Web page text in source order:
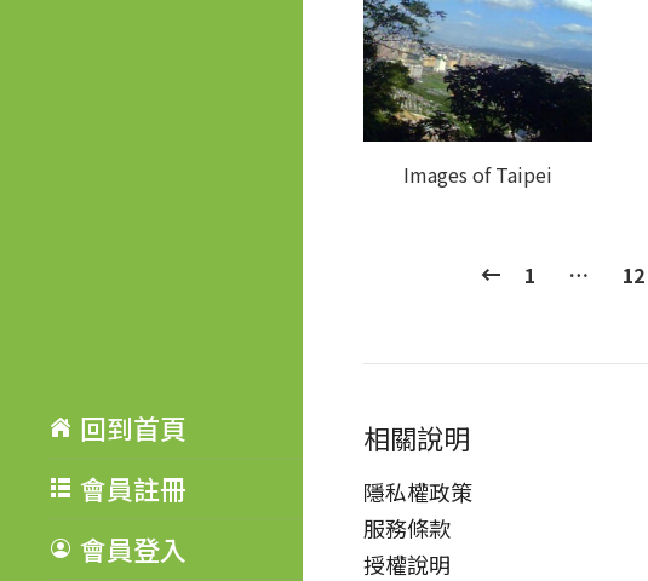
回到首頁
會員註冊
會員登入
Images of Taipei
1 … 12
相關說明
隱私權政策
服務條款
授權說明